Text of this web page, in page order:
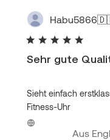
Habu5866
Sehr gute
Sieht einfach
Fitness-Uhr
Aus